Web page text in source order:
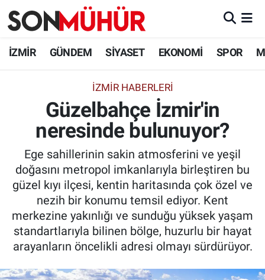
İZMİR GÜNDEM SİYASET EKONOMİ SPOR
İZMIR HABERLERI
Güzelbahçe İzmir'in
neresinde bulunuyor?
Ege sahillerinin sakin atmosferini ve yeşil
doğasını metropol imkanlarıyla birleştiren bu
güzel kıyı ilçesi, kentin haritasında çok özel ve
nezih bir konumu temsil ediyor. Kent
merkezine yakınlığı ve sunduğu yüksek yaşam
standartlarıyla bilinen bölge, huzurlu bir hayat
arayanların öncelikli adresi olmayı sürdürüyor.
İzmir Nöbetçi Eczaneler
İzmir Namaz Vakitleri
İzmir Trafik Yoğunluk Haritası
Süper Lig Puan Durumu ve Fikstür
Tüm Manşetler
Son Dakika Haberleri
Haber Arşivi